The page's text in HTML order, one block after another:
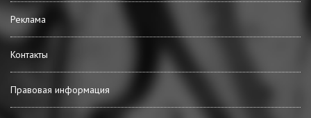
Реклама
Контакты
Правовая информация